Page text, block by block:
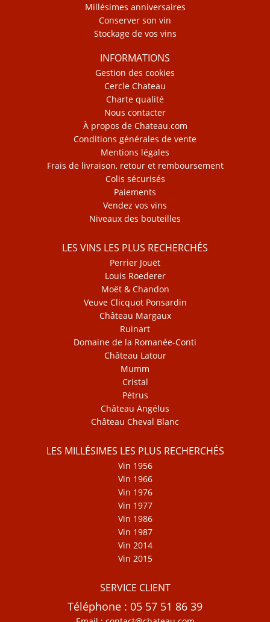
Millésimes anniversaires
Conserver son vin
Stockage de vos vins
INFORMATIONS
Gestion des cookies
Cercle Chateau
Charte qualité
Nous contacter
À propos de Chateau.com
Conditions générales de vente
Mentions légales
Frais de livraison, retour et remboursement
Colis sécurisés
Paiements
Vendez vos vins
Niveaux des bouteilles
LES VINS LES PLUS RECHERCHÉS
Perrier Jouët
Louis Roederer
Moët & Chandon
Veuve Clicquot Ponsardin
Château Margaux
Ruinart
Domaine de la Romanée-Conti
Château Latour
Mumm
Cristal
Pétrus
Château Angélus
Château Cheval Blanc
LES MILLÉSIMES LES PLUS RECHERCHÉS
Vin 1956
Vin 1966
Vin 1976
Vin 1977
Vin 1986
Vin 1987
Vin 2014
Vin 2015
SERVICE CLIENT
Téléphone : 05 57 51 86 39